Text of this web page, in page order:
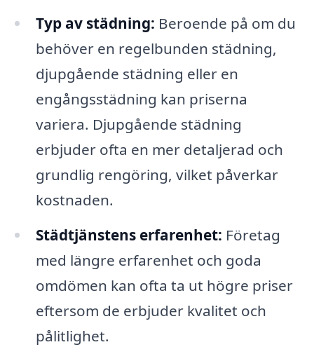
Typ av städning: Beroende på om du
behöver en regelbunden städning,
djupgående städning eller en
engångsstädning kan priserna
variera. Djupgående städning
erbjuder ofta en mer detaljerad och
grundlig rengöring, vilket påverkar
kostnaden.
Städtjänstens erfarenhet: Företag
med längre erfarenhet och goda
omdömen kan ofta ta ut högre priser
eftersom de erbjuder kvalitet och
pålitlighet.